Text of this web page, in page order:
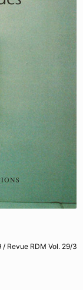
/ Revue RDM Vol. 29/3